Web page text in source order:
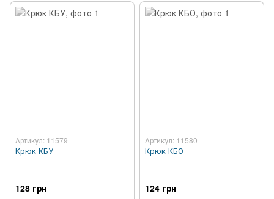
Артикул: 11579
Крюк КБУ
128 грн
Артикул: 11580
Крюк КБО
124 грн